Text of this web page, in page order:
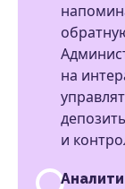
на
и